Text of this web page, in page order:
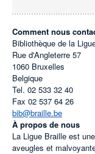
Comment nous
Bibliothèque de la
Rue d'Angleterre 57
1060 Bruxelles
Belgique
Tel. 02 533 32 40
Fax 02 537 64 26
bib@braille.be
À propos de nous
La Ligue Braille est
aveugles et